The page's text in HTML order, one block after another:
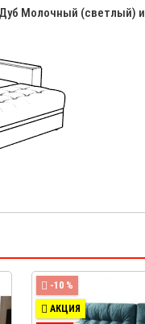
Молочный (светлый)
-10 %
АКЦИЯ